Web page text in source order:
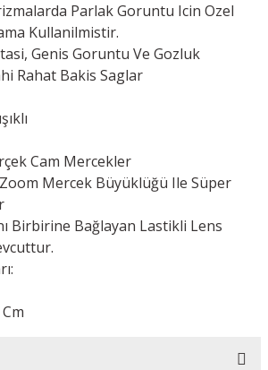
Parlak Goruntu Icin Ozel
Kullanilmistir.
Genis Goruntu Ve Gozluk
Rahat Bakis Saglar
Cam Mercekler
Mercek Büyüklüğü Ile Süper
Birbirine Bağlayan Lastikli Lens